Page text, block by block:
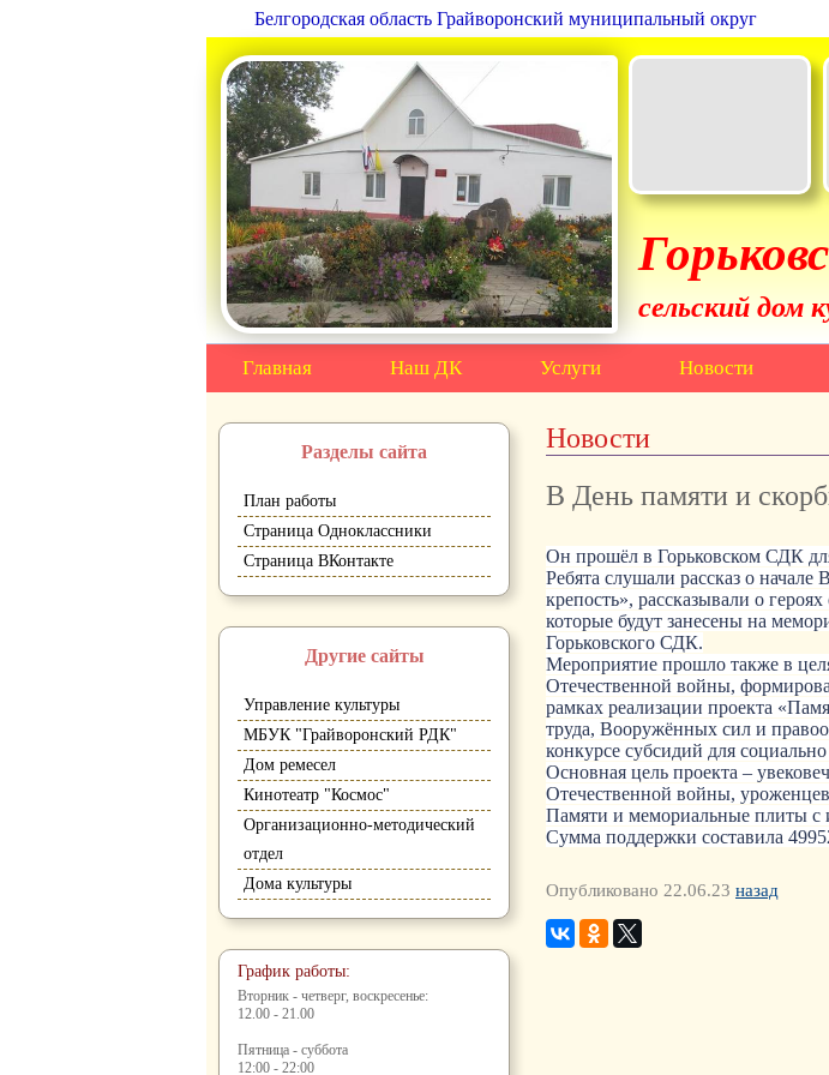
Белгородская область Грайворонский муниципальный округ
сельский дом
Главная Наш ДК Услуги Новости
Разделы сайта
План работы
Страница Одноклассники
Страница ВКонтакте
Другие сайты
Управление культуры
МБУК "Грайворонский РДК"
Дом ремесел
Кинотеатр "Космос"
Организационно-методический
отдел
Дома культуры
График работы:
Вторник - четверг, воскресенье:
12.00 - 21.00
Пятница - суббота
12:00 - 22:00
Новости
В День памяти и
Он прошёл в Горьковском СДК
Ребята слушали рассказ о
крепость», рассказывали о
которые будут занесены на
Горьковского СДК.
Мероприятие прошло также в
Отечественной войны,
рамках реализации проекта
труда, Вооружённых сил и
конкурсе субсидий для
Основная цель проекта –
Отечественной войны, уроженцев
Памяти и мемориальные плиты с
Сумма поддержки составила
Опубликовано 22.06.23 назад